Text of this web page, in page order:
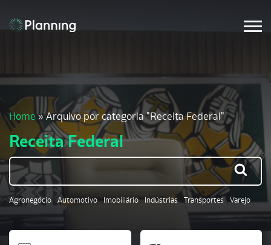
Home»Arquivo por categoria "Receita Federal"
Receita Federal
Agronegócio Automotivo Imobiliário Indústrias Transportes Varejo